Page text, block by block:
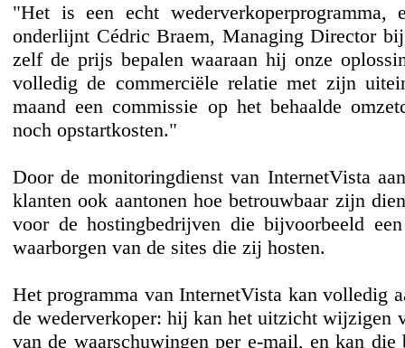
"Het is een echt wederverkoperprogramma,
onderlijnt Cédric Braem, Managing Director
zelf de prijs bepalen waaraan hij onze
volledig de commerciële relatie met zijn
maand een commissie op het behaalde
noch opstartkosten."
Door de monitoringdienst van InternetVista
klanten ook aantonen hoe betrouwbaar zijn
voor de hostingbedrijven die bijvoorbeeld
waarborgen van de sites die zij hosten.
Het programma van InternetVista kan volledig
de wederverkoper: hij kan het uitzicht wijzigen
van de waarschuwingen per e-mail, en kan